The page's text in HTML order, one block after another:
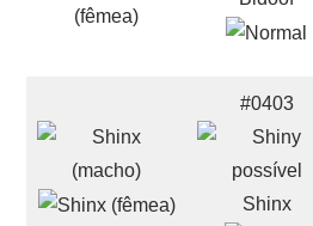
#0403
Shinx